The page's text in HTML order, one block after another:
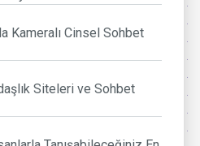
Kameralı Cinsel Sohbet
Siteleri ve Sohbet